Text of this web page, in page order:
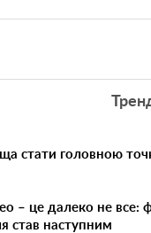
стати головною
– це далеко не все:
став наступним